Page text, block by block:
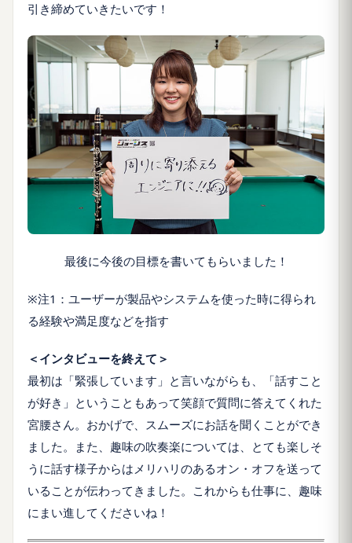
引き締めていきたいです！
最後に今後の目標を書いてもらいました！
※注1：ユーザーが製品やシステムを使った時に得られ
る経験や満足度などを指す
＜インタビューを終えて＞
最初は「緊張しています」と言いながらも、「話すこと
が好き」ということもあって笑顔で質問に答えてくれた
宮腰さん。おかげで、スムーズにお話を聞くことができ
ました。また、趣味の吹奏楽については、とても楽しそ
うに話す様子からはメリハリのあるオン・オフを送って
いることが伝わってきました。これからも仕事に、趣味
にまい進してくださいね！